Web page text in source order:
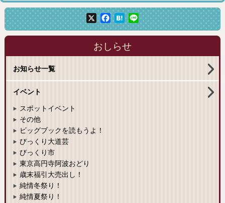
X Facebook
Hatena
Line
おしらせ
お知らせ一覧
イベント
スポットイベント
その他
ビッグブックを読もうよ！
びっくり大道芸
びっくり市
東京高円寺阿波おどり
歳末福引大売出し！
純情冬祭り！
純情夏祭り！